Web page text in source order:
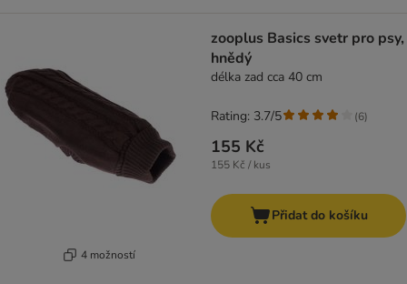
4 možností
zooplus Basics svetr pro psy,
hnědý
délka zad cca 40 cm
155 Kč
155 Kč / kus
Rating: 3.7/5 (6)
Přidat do košíku